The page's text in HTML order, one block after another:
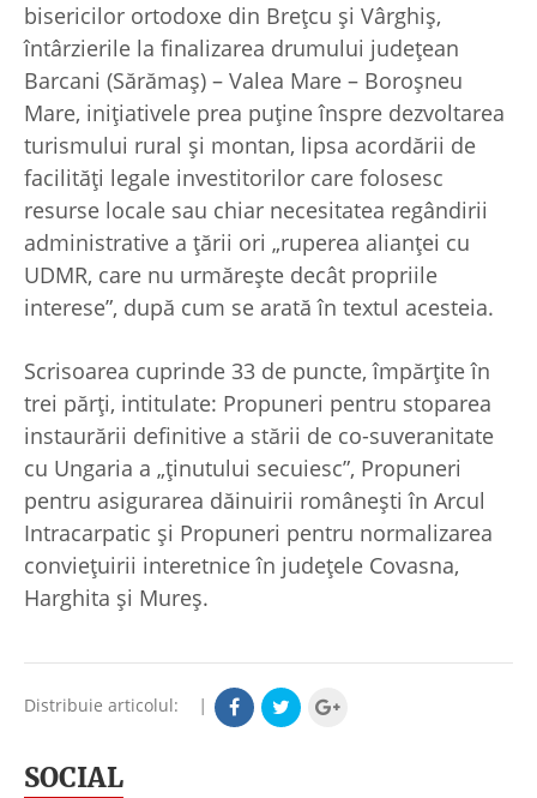
bisericilor ortodoxe din Brețcu și Vârghiș,
întârzierile la finalizarea drumului județean
Barcani (Sărămaș) – Valea Mare – Boroșneu
Mare, inițiativele prea puține înspre dezvoltarea
turismului rural și montan, lipsa acordării de
facilități legale investitorilor care folosesc
resurse locale sau chiar necesitatea regândirii
administrative a țării ori „ruperea alianței cu
UDMR, care nu urmărește decât propriile
interese”, după cum se arată în textul acesteia.
Scrisoarea cuprinde 33 de puncte, împărțite în
trei părți, intitulate: Propuneri pentru stoparea
instaurării definitive a stării de co-suveranitate
cu Ungaria a „ținutului secuiesc”, Propuneri
pentru asigurarea dăinuirii românești în Arcul
Intracarpatic și Propuneri pentru normalizarea
conviețuirii interetnice în județele Covasna,
Harghita și Mureș.
Distribuie articolul: |
SOCIAL